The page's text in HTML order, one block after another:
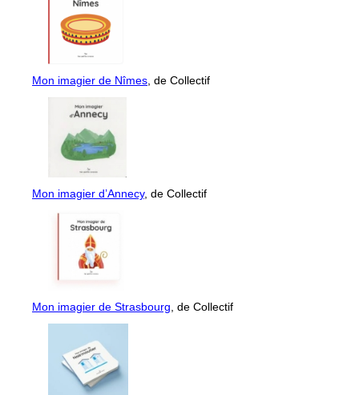
Mon imagier de Nîmes, de Collectif
Mon imagier d’Annecy, de Collectif
Mon imagier de Strasbourg, de Collectif